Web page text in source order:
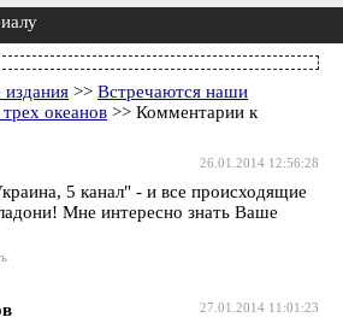
>> Встречаются наши
океанов >> Комментарии к
26.01.2014 12:56:28
5 канал" - и все происходящие
Мне интересно знать Ваше
27.01.2014 11:01:23